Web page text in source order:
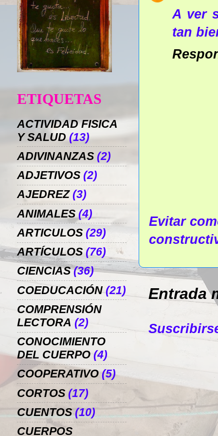
A ver
tan
Evitar
Entrada
ETIQUETAS
ACTIVIDAD FISICA
Y SALUD (13)
ADIVINANZAS (2)
ADJETIVOS (2)
AJEDREZ (3)
ANIMALES (4)
ARTICULOS (29)
ARTÍCULOS (76)
CIENCIAS (36)
COEDUCACIÓN (21)
COMPRENSIÓN
LECTORA (2)
CONOCIMIENTO
DEL CUERPO (4)
COOPERATIVO (5)
CORTOS (17)
CUENTOS (10)
CUERPOS